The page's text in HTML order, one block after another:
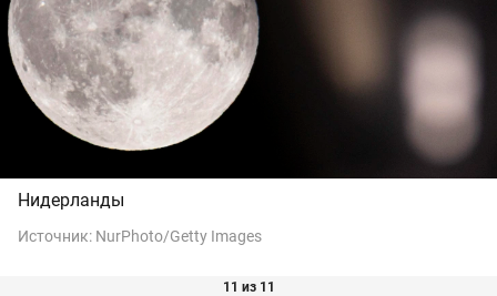
Нидерланды
Источник: NurPhoto/Getty Images
11 из 11